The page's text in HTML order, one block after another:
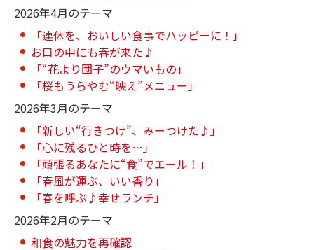
2026年4月のテーマ
「連休を、おいしい食事でハッピーに！」
お口の中にも春が来た♪
「“花より団子”のウマいもの」
「桜もうらやむ“映え”メニュー」
2026年3月のテーマ
「新しい“行きつけ”、みーつけた♪」
「心に残るひと時を…」
「頑張るあなたに“食”でエール！」
「春風が運ぶ、いい香り」
「春を呼ぶ♪幸せランチ」
2026年2月のテーマ
和食の魅力を再確認